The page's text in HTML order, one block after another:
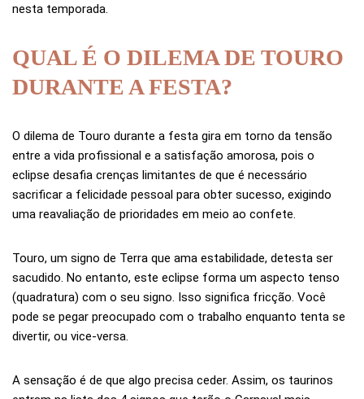
nesta temporada.
QUAL É O DILEMA DE TOURO
DURANTE A FESTA?
O dilema de Touro durante a festa gira em torno da tensão
entre a vida profissional e a satisfação amorosa, pois o
eclipse desafia crenças limitantes de que é necessário
sacrificar a felicidade pessoal para obter sucesso, exigindo
uma reavaliação de prioridades em meio ao confete.
Touro, um signo de Terra que ama estabilidade, detesta ser
sacudido. No entanto, este eclipse forma um aspecto tenso
(quadratura) com o seu signo. Isso significa fricção. Você
pode se pegar preocupado com o trabalho enquanto tenta se
divertir, ou vice-versa.
A sensação é de que algo precisa ceder. Assim, os taurinos